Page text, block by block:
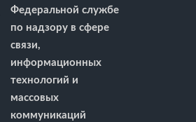
Федеральной службе
по надзору в сфере
связи,
информационных
технологий и
массовых
коммуникаций